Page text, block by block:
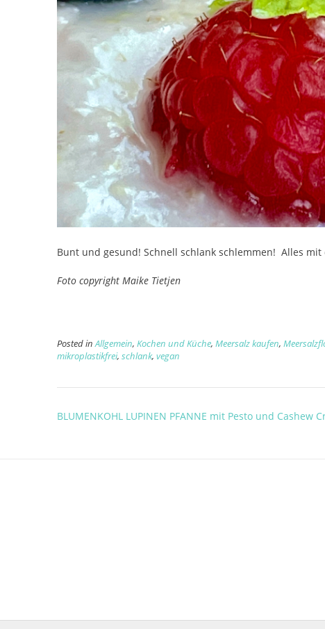
Bunt und gesund! Schnell schlank schlemmen! Alles mit
Foto copyright Maike Tietjen
Posted inAllgemein, Kochen und Küche, Meersalz kaufen,
mikroplastikfrei, schlank, vegan
Post
BLUMENKOHL LUPINEN PFANNE mit Pesto und Cashew